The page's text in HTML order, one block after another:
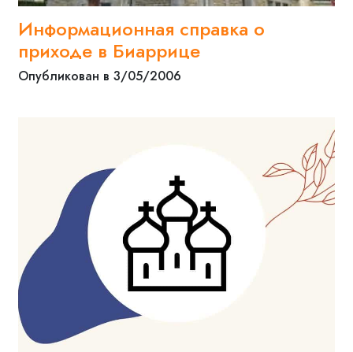
Информационная справка о
приходе в Биаррице
Опубликован в 3/05/2006